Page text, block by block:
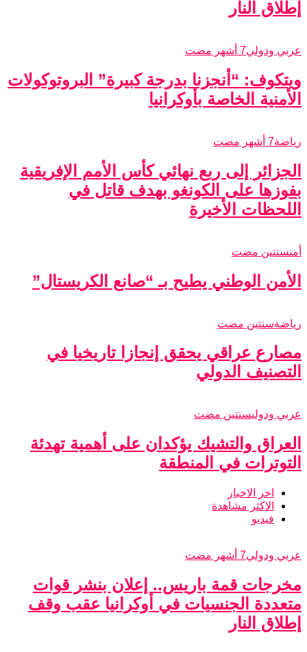
إطلاق النار
عربي ودولي7 أشهر مضت
ويتكوف: “أنجزنا بدرجة كبيرة” البروتوكولات
الأمنية الخاصة بأوكرانيا
رياضة7 أشهر مضت
الجزائر إلى ربع نهائي كأس الأمم الإفريقية
بفوزها على الكونغو بهدف قاتل في
اللحظات الأخيرة
أمنسنتين مضت
الأمن الوطني يطيح بـ “صانع الكريستال”
رياضةسنتين مضت
مصارع عراقي يحقق إنجازا تاريخيا في
التصنيف الدولي
عربي ودوليسنتين مضت
العراق والتشيك يؤكدان على أهمية تهدئة
التوترات في المنطقة
اخر الاخبار
الاكثر مشاهدة
فيديو
عربي ودولي7 أشهر مضت
مخرجات قمة باريس.. إعلان بنشر قوات
متعددة الجنسيات في أوكرانيا عقب وقف
إطلاق النار